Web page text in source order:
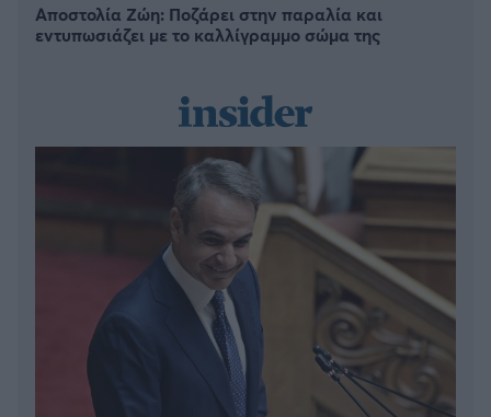
Αποστολία Ζώη: Ποζάρει στην παραλία και
εντυπωσιάζει με το καλλίγραμμο σώμα της